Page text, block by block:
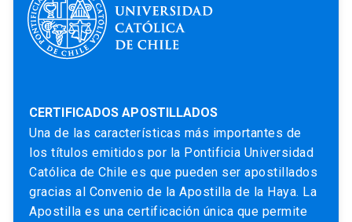
CERTIFICADOS APOSTILLADOS
Una de las características más importantes de
los títulos emitidos por la Pontificia Universidad
Católica de Chile es que pueden ser apostillados
gracias al Convenio de la Apostilla de la Haya. La
Apostilla es una certificación única que permite